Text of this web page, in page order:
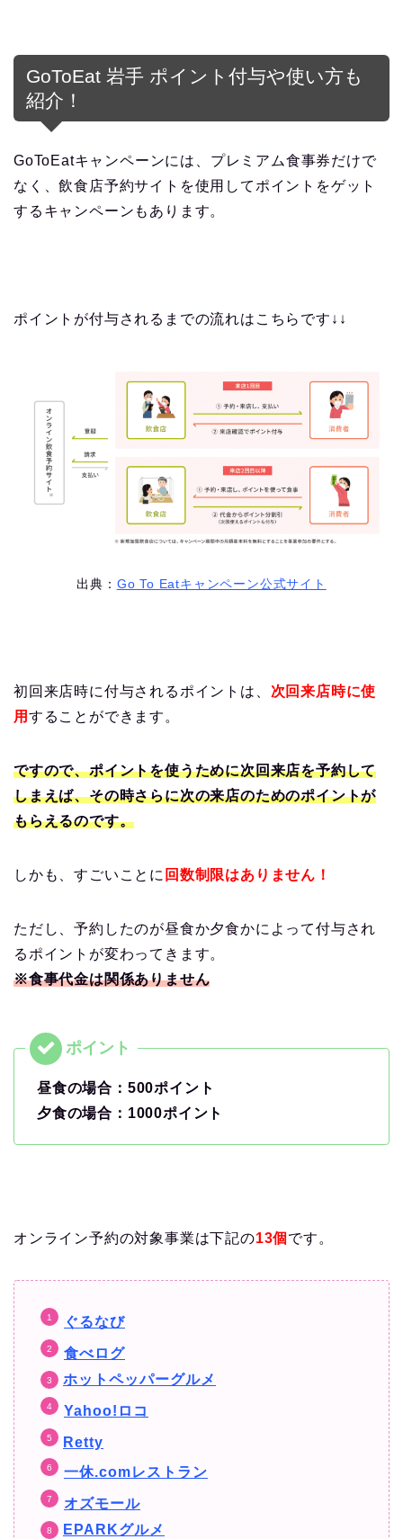
GoToEat 岩手 ポイント付与や使い方も
紹介！
GoToEatキャンペーンには、プレミアム食事券だけで
なく、飲食店予約サイトを使用してポイントをゲット
するキャンペーンもあります。
ポイントが付与されるまでの流れはこちらです↓↓
出典： Go To Eatキャンペーン公式サイト
初回来店時に付与されるポイントは、 次回来店時に使
用 することができます。
ですので、ポイントを使うために次回来店を予約して
しまえば、その時さらに次の来店のためのポイントが
もらえるのです。
しかも、すごいことに 回数制限はありません！
ただし、予約したのが昼食か夕食かによって付与され
るポイントが変わってきます。
※食事代金は関係ありません
昼食の場合：500ポイント
夕食の場合：1000ポイント
オンライン予約の対象事業は下記の13個 です。
ぐるなび
食べログ
ホットペッパーグルメ
Yahoo!ロコ
Retty
一休.comレストラン
オズモール
EPARKグルメ